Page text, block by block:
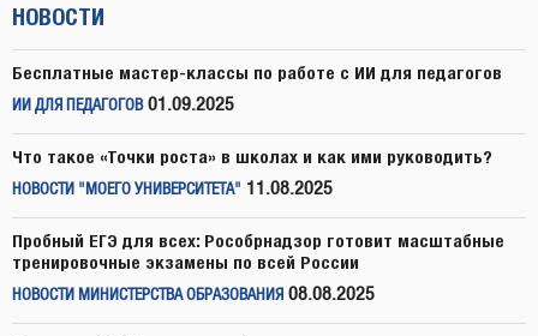
НОВОСТИ
Бесплатные мастер-классы по работе с ИИ для педагогов
ИИ ДЛЯ ПЕДАГОГОВ 01.09.2025
Что такое «Точки роста» в школах и как ими руководить?
НОВОСТИ "МОЕГО УНИВЕРСИТЕТА" 11.08.2025
Пробный ЕГЭ для всех: Рособрнадзор готовит масштабные
тренировочные экзамены по всей России
НОВОСТИ МИНИСТЕРСТВА ОБРАЗОВАНИЯ 08.08.2025